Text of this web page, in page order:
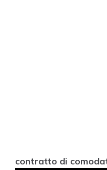
contratto di